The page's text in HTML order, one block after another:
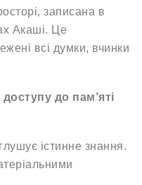
записана в
Акаші. Це
всі думки, вчинки
до пам’яті
істинне знання.